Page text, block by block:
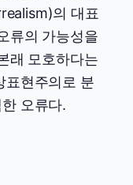
의 대표
류의 가능성을
래 모호하다는
표현주의로 분
오류다.